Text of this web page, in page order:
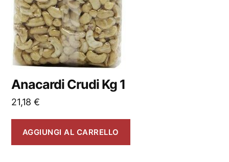
Anacardi Crudi Kg 1
21,18 €
AGGIUNGI AL CARRELLO